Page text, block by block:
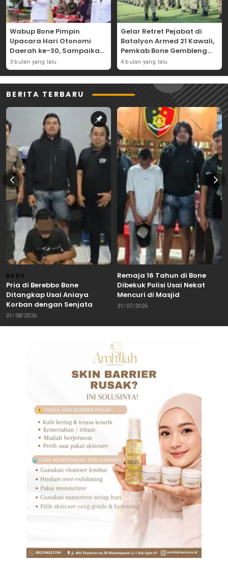
Wabup Bone Pimpin
Upacara Hari Otonomi
Daerah ke-30, Sampaikan
Amanat Mendagri
Wujudkan Asta Cita
3 bulan yang lalu
Gelar Retret Pejabat di
Batalyon Armed 21 Kawali,
Pemkab Bone Gembleng
Kedisiplinan Camat dan
Pimpinan OPD
4 bulan yang lalu
BERITA TERBARU
BARU
Pria di Berebbo Bone
Ditangkap Usai Aniaya
Korban dengan Senjata
Tajam
01/08/2026
Remaja 16 Tahun di Bone
Dibekuk Polisi Usai Nekat
Mencuri di Masjid
31/07/2026